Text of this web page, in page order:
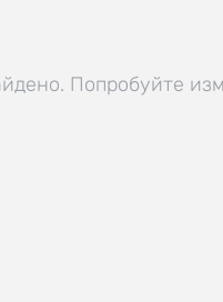
Попробуйте